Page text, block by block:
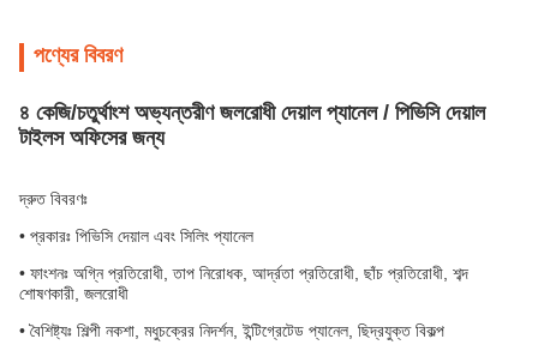
পণ্যের বিবরণ
৪ কেজি/চতুর্থাংশ অভ্যন্তরীণ জলরোধী দেয়াল প্যানেল / পিভিসি দেয়াল
টাইলস অফিসের জন্য
দ্রুত বিবরণঃ
• প্রকারঃ পিভিসি দেয়াল এবং সিলিং প্যানেল
• ফাংশনঃ অগ্নি প্রতিরোধী, তাপ নিরোধক, আর্দ্রতা প্রতিরোধী, ছাঁচ প্রতিরোধী, শব্দ
শোষণকারী, জলরোধী
• বৈশিষ্ট্যঃ শিল্পী নকশা, মধুচক্রের নিদর্শন, ইন্টিগ্রেটেড প্যানেল, ছিদ্রযুক্ত বিকল্প